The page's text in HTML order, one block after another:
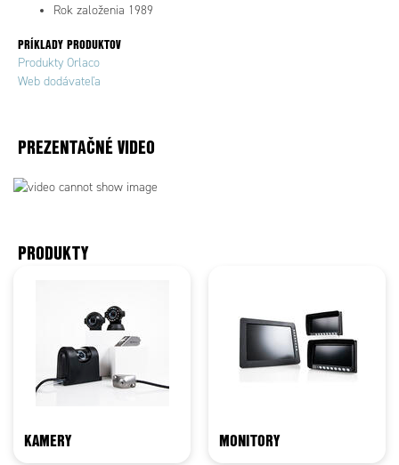
Rok založenia 1989
PRÍKLADY PRODUKTOV
Produkty Orlaco
Web dodávateľa
PREZENTAČNÉ VIDEO
PRODUKTY
KAMERY MONITORY